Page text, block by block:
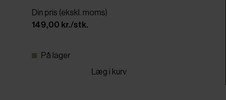
Din pris (ekskl. moms)
149,00 kr./stk.
På lager
Læg i kurv